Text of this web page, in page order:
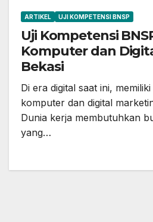
ARTIKEL UJI KOMPETENSI BNSP
Uji Kompetensi
Komputer dan
Bekasi
Di era digital saat ini,
komputer dan digital
Dunia kerja membutuhkan
yang…